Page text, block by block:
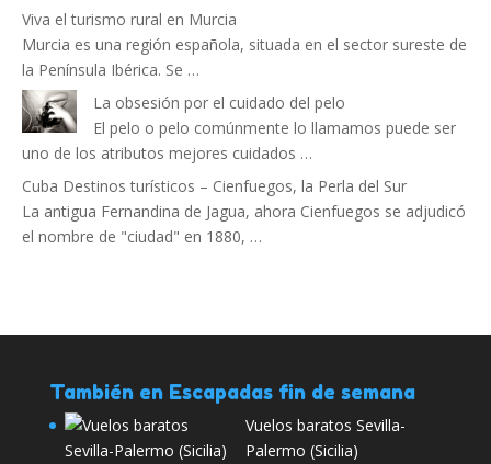
Viva el turismo rural en Murcia
Murcia es una región española, situada en el sector sureste de
la Península Ibérica. Se …
La obsesión por el cuidado del pelo
El pelo o pelo comúnmente lo llamamos puede ser
uno de los atributos mejores cuidados …
Cuba Destinos turísticos – Cienfuegos, la Perla del Sur
La antigua Fernandina de Jagua, ahora Cienfuegos se adjudicó
el nombre de "ciudad" en 1880, …
También en Escapadas fin de semana
Vuelos baratos Sevilla-
Palermo (Sicilia)